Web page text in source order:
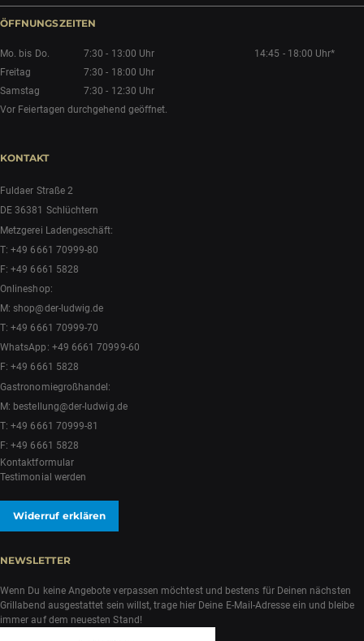
ÖFFNUNGSZEITEN
Mo. bis Do. 7:30 - 13:00 Uhr
14:45 - 18:00 Uhr*
Freitag
7:30 - 18:00 Uhr
Samstag
7:30 - 12:30 Uhr
Vor Feiertagen durchgehend geöffnet.
KONTAKT
Fuldaer Straße 2
DE 36381 Schlüchtern
Metzgerei Ladengeschäft:
T:+49 6661 70999-80
F: +49 6661 5828
Onlineshop:
M:shop@der-ludwig.de
T:+49 6661 70999-70
WhatsApp: +49 6661 70999-60
F: +49 6661 5828
Gastronomiegroßhandel:
M: bestellung@der-ludwig.de
T:+49 6661 70999-81
F: +49 6661 5828
Kontaktformular
Testimonial werden
Widerruf erklären
NEWSLETTER
Wenn Du keine Angebote verpassen möchtest und bestens für Deinen nächsten
Grillabend ausgestattet sein willst, trage hier Deine E-Mail-Adresse ein und bleibe
immer auf dem neuesten Stand!